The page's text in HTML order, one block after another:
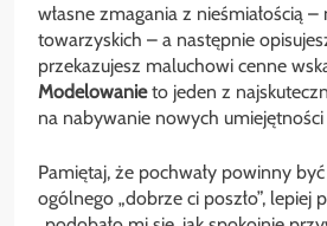
własne zmagania z nieśmiałością
towarzyskich – a następnie
przekazujesz maluchowi cenne
Modelowanieto jeden z
na nabywanie nowych umiejętności
Pamiętaj, że pochwały powinny
ogólnego „dobrze ci poszło”, lepiej